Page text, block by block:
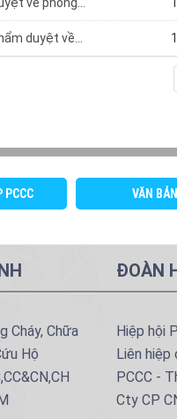
duyệt về...
PCCC VĂN
Cháy, Chữa
Hộ
ĐOÀN
Hiệp hội
Liên hiệp
PCCC -
Cty CP